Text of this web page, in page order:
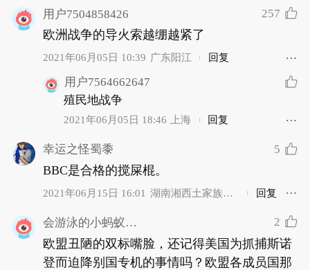
用户7504858426 257
欧洲战争的导火索越绷越紧了
2021年06月05日 10:39 广东阳江 回复
用户7564662647
殖民地战争
2021年06月05日 18:46 上海 回复
幸运之怪蜀黍 5
BBC是合格的搅屎棍。
2021年06月15日 16:01 湖南湘西土家族苗
回复
会游泳的小蚂蚁2017 2
欧盟丑陋的双标嘴脸，还记得美国为抓捕斯诺
登而迫降别国专机的事情吗？欧盟各成员国那